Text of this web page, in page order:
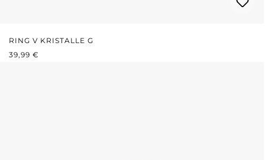
RING V KRISTALLE G
REGULÄRER PREIS:
39,99 €